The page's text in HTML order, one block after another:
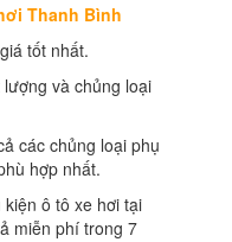
Thanh Bình
tốt nhất.
và chủng loại
các chủng loại phụ
hợp nhất.
ô tô xe hơi tại
miễn phí trong 7